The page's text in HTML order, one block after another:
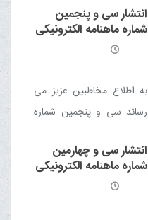
اندازی نمودند.
انتشار سی و پنجمین
شماره ماهنامه الکترونیکی
خبری - تحلیلی بلیغ
به اطلاع مخاطبین عزیز می
رساند سی و پنجمین شماره
تحلیلی بلیغ (آذر 97) منتشرانتشار سی و چهارمین
شماره ماهنامه الکترونیکی
خبری - تحلیلی بلیغ